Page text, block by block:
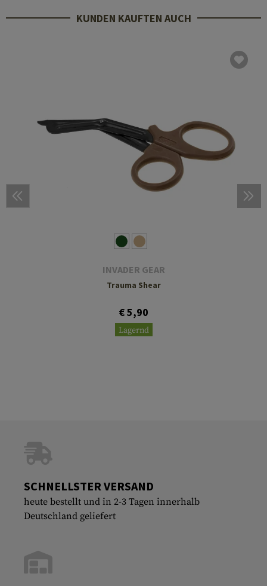
KUNDEN KAUFTEN AUCH
INVADER GEAR
Trauma Shear
€ 5,90
Lagernd
SCHNELLSTER VERSAND
heute bestellt und in 2-3 Tagen innerhalb
Deutschland geliefert